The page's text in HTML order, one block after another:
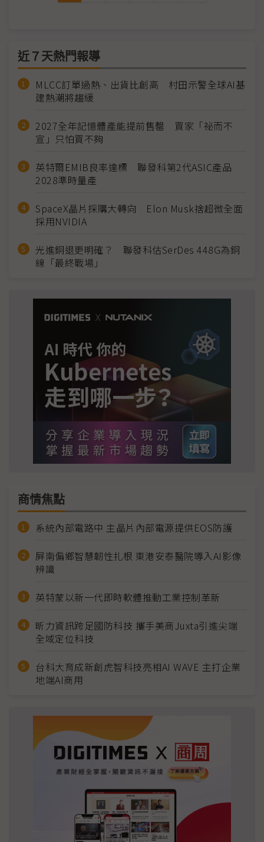
近７天熱門報導
MLCC訂單過熱、出貨比創高 村田示警全球AI基
建熱潮將趨緩
2027全年記憶體產能提前售罄 買家「祕而不
宣」只怕買不夠
英特爾EMIB良率達標 聯發科第2代ASIC產品
2028準時量產
SpaceX晶片採購大轉向 Elon Musk捨超微全面
採用NVIDIA
光進銅退更明確？ 聯發科估SerDes 448G為銅
線「最終戰場」
商情焦點
系統內部電路中 主晶片內部電源提供EOS防護
屏南偏鄉智慧韌性扎根 東港安泰醫院導入AI影像
辨識
英特蒙以新一代即時軟體推動工業控制革新
昕力資訊跨足國防科技 攜手美商Juxta引進尖端
全域定位科技
台科大育成新創虎智科技亮相AI WAVE 主打企業
地端AI商用